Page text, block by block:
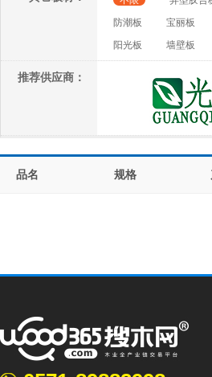
防潮板
宝丽板
阳光板
墙壁板
推荐供应商：
品名 规格